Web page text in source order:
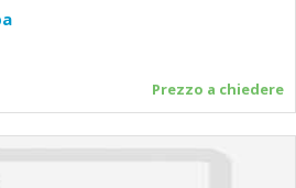
Prezzo a chiedere